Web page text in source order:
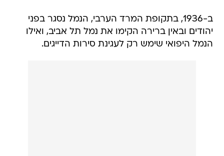
ב-1936, בתקופת המרד הערבי, הנמל נסגר בפני
יהודים ובאין ברירה הקימו את נמל תל אביב, ואילו
הנמל היפואי שימש רק לעגינת סירות הדייגים.